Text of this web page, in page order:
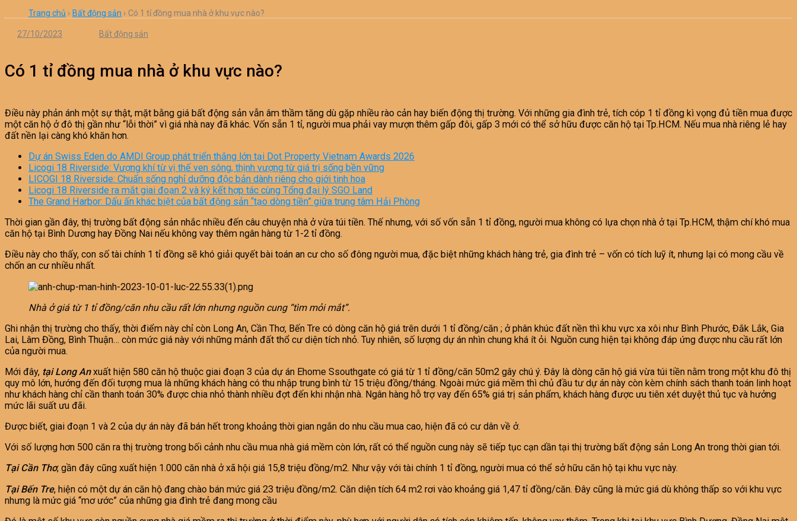
Trang chủ › Bất động sản › Có 1 tỉ đồng mua nhà ở khu vực nào?
27/10/2023 Bất động sản
Có 1 tỉ đồng mua nhà ở khu vực nào?
Điều này phản ánh một sự thật, mặt bằng giá bất động sản vẫn âm thầm tăng dù gặp nhiều rào cản hay biến động thị trường. Với những gia đình trẻ, tích cóp 1 tỉ đồng kì vọng đủ tiền mua được
một căn hộ ở đô thị gần như “lỗi thời” vì giá nhà nay đã khác. Vốn sẵn 1 tỉ, người mua phải vay mượn thêm gấp đôi, gấp 3 mới có thể sở hữu được căn hộ tại Tp.HCM. Nếu mua nhà riêng lẻ hay
đất nền lại càng khó khăn hơn.
Dự án Swiss Eden do AMDI Group phát triển thắng lớn tại Dot Property Vietnam Awards 2026
Licogi 18 Riverside: Vượng khí từ vị thế ven sông, thịnh vượng từ giá trị sống bền vững
LICOGI 18 Riverside: Chuẩn sống nghỉ dưỡng độc bản dành riêng cho giới tinh hoa
Licogi 18 Riverside ra mắt giai đoạn 2 và ký kết hợp tác cùng Tổng đại lý SGO Land
The Grand Harbor: Dấu ấn khác biệt của bất động sản “tạo dòng tiền” giữa trung tâm Hải Phòng
Thời gian gần đây, thị trường bất động sản nhắc nhiều đến câu chuyện nhà ở vừa túi tiền. Thế nhưng, với số vốn sẵn 1 tỉ đồng, người mua không có lựa chọn nhà ở tại Tp.HCM, thậm chí khó mua
căn hộ tại Bình Dương hay Đồng Nai nếu không vay thêm ngân hàng từ 1-2 tỉ đồng.
Điều này cho thấy, con số tài chính 1 tỉ đồng sẽ khó giải quyết bài toán an cư cho số đông người mua, đặc biệt những khách hàng trẻ, gia đình trẻ – vốn có tích luỹ ít, nhưng lại có mong cầu về
chốn an cư nhiều nhất.
Nhà ở giá từ 1 tỉ đồng/căn nhu cầu rất lớn nhưng nguồn cung “tìm mỏi mắt”.
Ghi nhận thị trường cho thấy, thời điểm này chỉ còn Long An, Cần Thơ, Bến Tre có dòng căn hộ giá trên dưới 1 tỉ đồng/căn ; ở phân khúc đất nền thì khu vực xa xôi như Bình Phước, Đắk Lắk, Gia
Lai, Lâm Đồng, Bình Thuận… còn mức giá này với những mảnh đất thổ cư diện tích nhỏ. Tuy nhiên, số lượng dự án nhìn chung khá ít ỏi. Nguồn cung hiện tại không đáp ứng được nhu cầu rất lớn
của người mua.
Mới đây, tại Long Anxuất hiện 580 căn hộ thuộc giai đoạn 3 của dự án Ehome Ssouthgate có giá từ 1 tỉ đồng/căn 50m2 gây chú ý. Đây là dòng căn hộ giá vừa túi tiền nằm trong một khu đô thị
quy mô lớn, hướng đến đối tượng mua là những khách hàng có thu nhập trung bình từ 15 triệu đồng/tháng. Ngoài mức giá mềm thì chủ đầu tư dự án này còn kèm chính sách thanh toán linh hoạt
như khách hàng chỉ cần thanh toán 30% được chia nhỏ thành nhiều đợt đến khi nhận nhà. Ngân hàng hỗ trợ vay đến 65% giá trị sản phẩm, khách hàng được ưu tiên xét duyệt thủ tục và hưởng
mức lãi suất ưu đãi.
Được biết, giai đoạn 1 và 2 của dự án này đã bán hết trong khoảng thời gian ngắn do nhu cầu mua cao, hiện đã có cư dân về ở.
Với số lượng hơn 500 căn ra thị trường trong bối cảnh nhu cầu mua nhà giá mềm còn lớn, rất có thể nguồn cung này sẽ tiếp tục cạn dần tại thị trường bất động sản Long An trong thời gian tới.
Tại Cần Thơ, gần đây cũng xuất hiện 1.000 căn nhà ở xã hội giá 15,8 triệu đồng/m2. Như vậy với tài chính 1 tỉ đồng, người mua có thể sở hữu căn hộ tại khu vực này.
Tại Bến Tre, hiện có một dự án căn hộ đang chào bán mức giá 23 triệu đồng/m2. Căn diện tích 64 m2 rơi vào khoảng giá 1,47 tỉ đồng/căn. Đây cũng là mức giá dù không thấp so với khu vực
nhưng là mức giá “mơ ước” của những gia đình trẻ đang mong cầu